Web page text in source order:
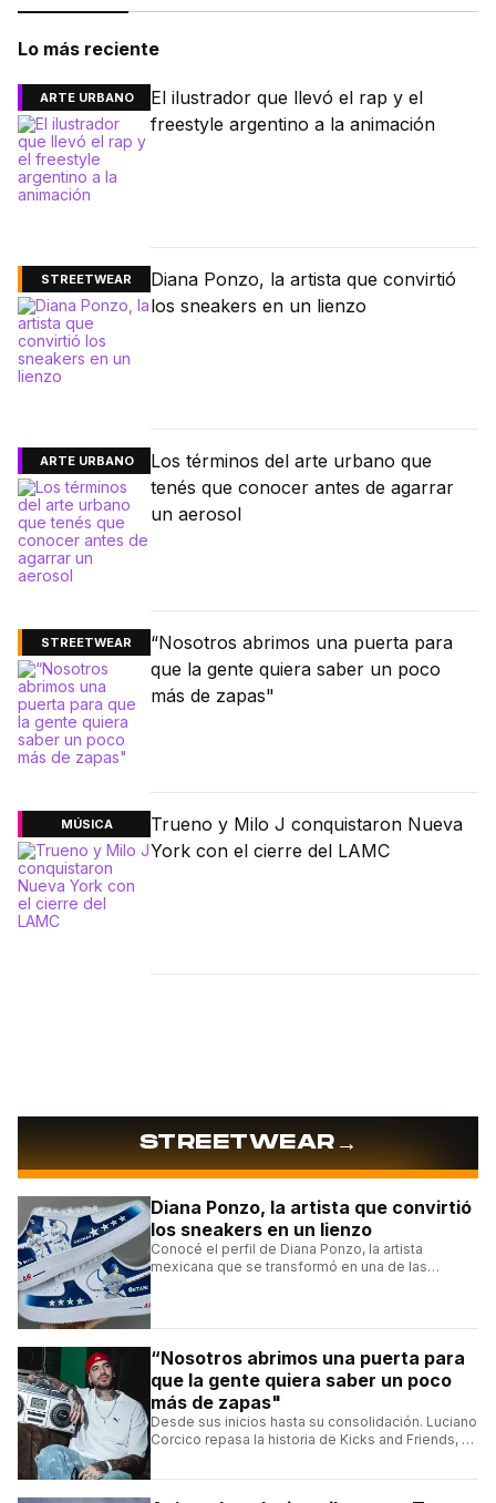
Lo más reciente
ARTE URBANO
El ilustrador que llevó el rap y el
freestyle argentino a la animación
STREETWEAR
Diana Ponzo, la artista que convirtió
los sneakers en un lienzo
ARTE URBANO
Los términos del arte urbano que
tenés que conocer antes de agarrar
un aerosol
STREETWEAR
“Nosotros abrimos una puerta para
que la gente quiera saber un poco
más de zapas"
MÚSICA
Trueno y Milo J conquistaron Nueva
York con el cierre del LAMC
STREETWEAR→
Diana Ponzo, la artista que convirtió
los sneakers en un lienzo
Conocé el perfil de Diana Ponzo, la artista
mexicana que se transformó en una de las
“Nosotros abrimos una puerta para
que la gente quiera saber un poco
más de zapas"
Desde sus inicios hasta su consolidación. Luciano
Corcico repasa la historia de Kicks and Friends, el